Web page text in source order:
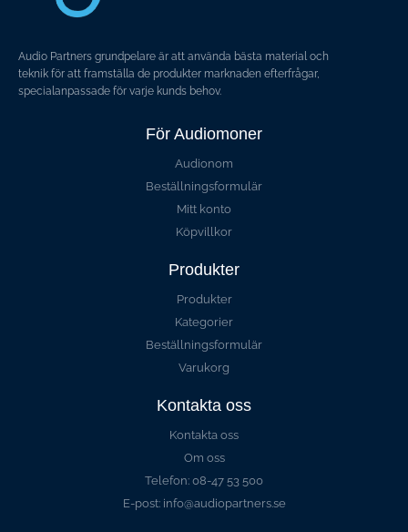
Audio Partners grundpelare är att använda bästa material och
teknik för att framställa de produkter marknaden efterfrågar,
specialanpassade för varje kunds behov.
För Audiomoner
Audionom
Beställningsformulär
Mitt konto
Köpvillkor
Produkter
Produkter
Kategorier
Beställningsformulär
Varukorg
Kontakta oss
Kontakta oss
Om oss
Telefon: 08-47 53 500
E-post: info@audiopartners.se